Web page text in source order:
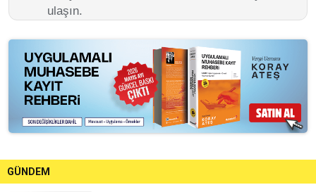
ulaşın.
GÜNDEM